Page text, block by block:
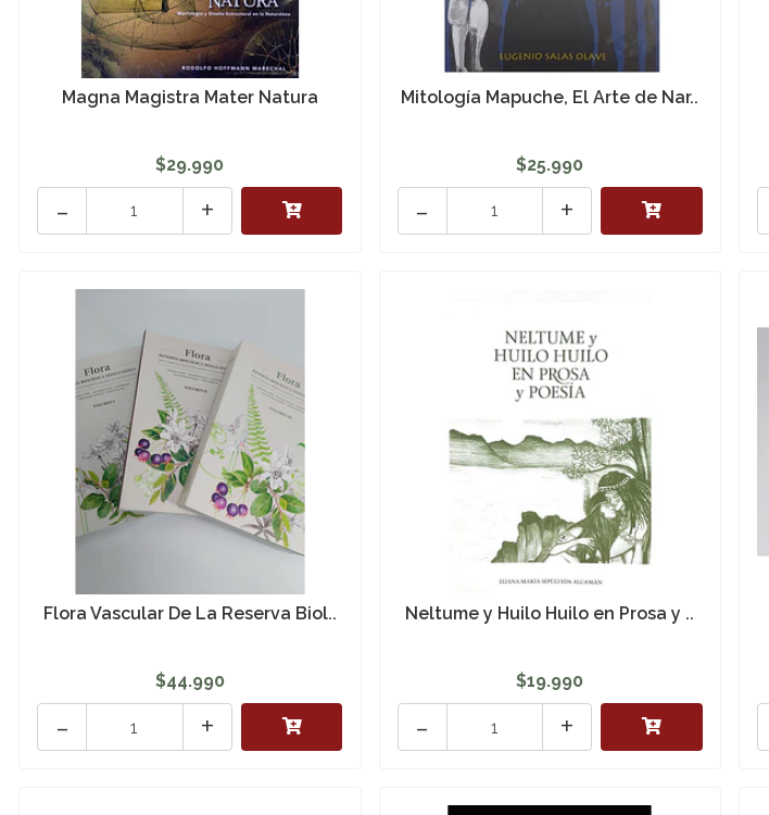
Magna Magistra Mater Natura
$29.990
+
-
Mitología Mapuche, El Arte de Nar..
$25.990
+
-
Flora Vascular De La Reserva Biol..
$44.990
+
-
Neltume y Huilo Huilo en Prosa y ..
$19.990
+
-